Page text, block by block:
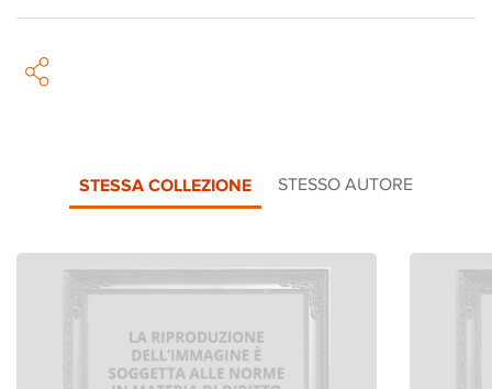
STESSA COLLEZIONE STESSO AUTORE